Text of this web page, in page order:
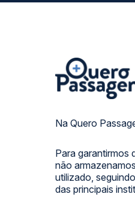
Na Quero
Para garantirmos
não
utilizado,
das principais